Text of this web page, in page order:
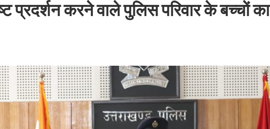
प्रदर्शन करने वाले पुलिस परिवार के बच्चों का